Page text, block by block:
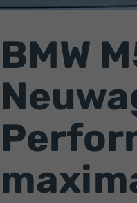
BMW